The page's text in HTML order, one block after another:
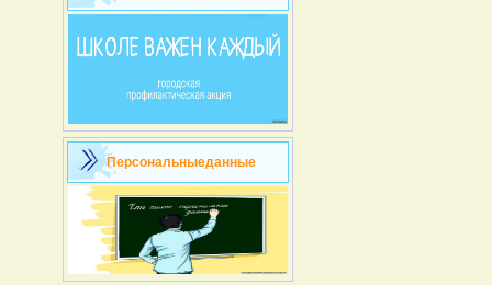
Персональныеданные